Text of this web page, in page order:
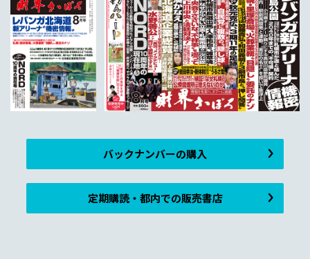
バックナンバーの購入
定期購読・都内での販売書店